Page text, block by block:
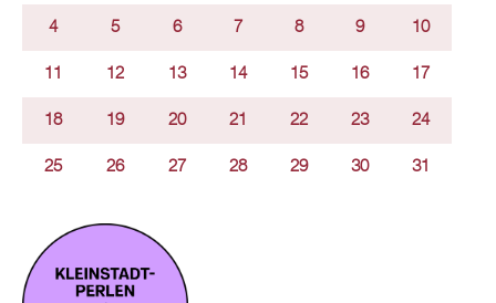
4 5 6 7 8 9 10
11 12 13 14 15 16 17
18 19 20 21 22 23 24
25 26 27 28 29 30 31